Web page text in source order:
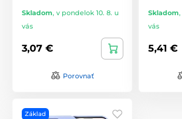
Skladom, v pondelok 10. 8. u
vás
3,07 €
Porovnať
Skladom,
vás
5,41 €
Základ